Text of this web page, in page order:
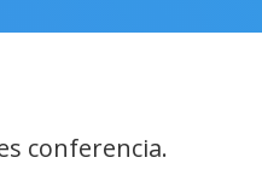
conferencia.